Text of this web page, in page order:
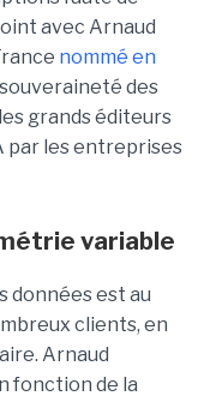
avec Arnaud
nommé en
des
grands éditeurs
par les entreprises
variable
données est au
clients, en
Arnaud
fonction de la